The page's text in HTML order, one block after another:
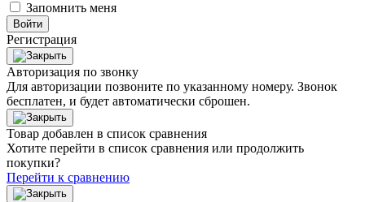
Запомнить меня
Войти
Регистрация
Авторизация по звонку
Для авторизации позвоните по указанному номеру. Звонок
бесплатен, и будет автоматически сброшен.
Товар добавлен в список сравнения
Хотите перейти в список сравнения или продолжить
покупки?
Перейти к сравнению